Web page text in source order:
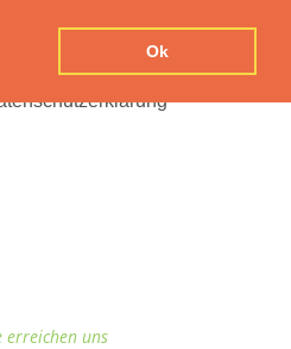
Ok
erreichen uns